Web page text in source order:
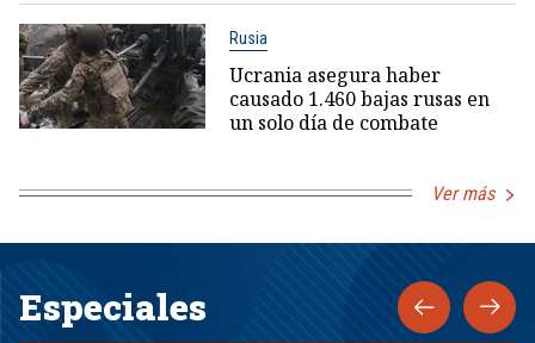
Rusia
Ucrania asegura haber
causado 1.460 bajas rusas en
un solo día de combate
Ver más
Especiales